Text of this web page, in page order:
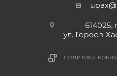
614025,
ул. Героев
ПОЛИТИКА